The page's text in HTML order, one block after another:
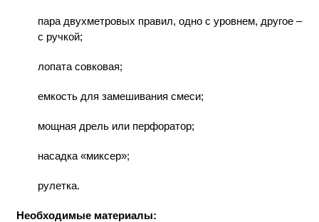
пара двухметровых правил, одно с уровнем, другое –
с ручкой;
лопата совковая;
емкость для замешивания смеси;
мощная дрель или перфоратор;
насадка «миксер»;
рулетка.
Необходимые материалы: